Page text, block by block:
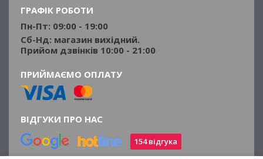
ГРАФІК РОБОТИ
Пн-Пт: 09:00 - 19:00
Сб-Нд: магазин вихідний.
Прийом дзвінків 10:00 - 21:00
ПРИЙМАЄМО ОПЛАТУ
ВІДГУКИ ПРО НАС
154 відгука